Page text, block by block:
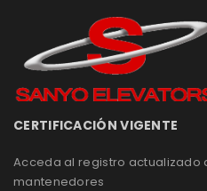
CERTIFICACIÓN VIGENTE
Acceda al registro actualizado
mantenedores